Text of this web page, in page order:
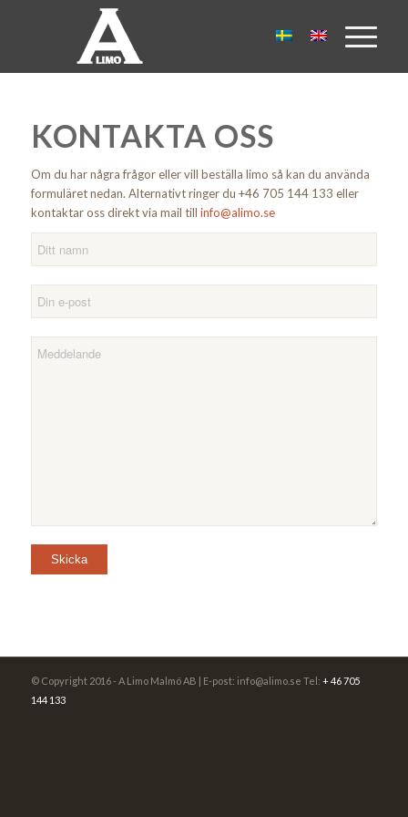
KONTAKTA OSS
Om du har några frågor eller vill beställa limo så kan du använda
formuläret nedan. Alternativt ringer du +46 705 144 133 eller
kontaktar oss direkt via mail till info@alimo.se
© Copyright 2016 - A Limo Malmö AB | E-post: info@alimo.se Tel: + 46 705
144 133